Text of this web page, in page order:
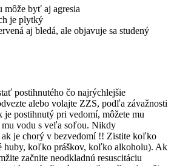
môže byť aj agresia
je plytký
aj bledá, ale objavuje sa studený
postihnutého čo najrýchlejšie
alebo volajte ZZS, podľa závažnosti
je postihnutý pri vedomí, môžete mu
vodu s veľa soľou. Nikdy
ak je chorý v bezvedomí !! Zistite koľko
huby, koľko práškov, koľko alkoholu). Ak
začnite neodkladnú resuscitáciu